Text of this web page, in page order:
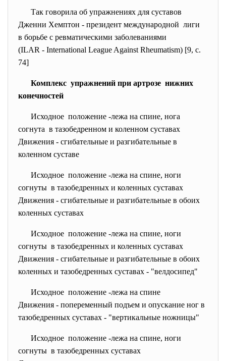
Так говорила об упражнениях для суставов
Дженни Хемптон - президент международной лиги
в борьбе с ревматическими заболеваниями
(ILAR - International League Against Rheumatism) [9, c.
74]
Комплекс упражнений при артрозе нижних
конечностей
Исходное положение -лежа на спине, нога
согнута в тазобедренном и коленном суставах
Движения - сгибательные и разгибательные в
коленном суставе
Исходное положение -лежа на спине, ноги
согнуты в тазобедренных и коленных суставах
Движения - сгибательные и разгибательные в обоих
коленных суставах
Исходное положение -лежа на спине, ноги
согнуты в тазобедренных и коленных суставах
Движения - сгибательные и разгибательные в обоих
коленных и тазобедренных суставах - "велдосипед"
Исходное положение -лежа на спине
Движения - попеременный подъем и опускание ног в
тазобедренных суставах - "вертикальные ножницы"
Исходное положение -лежа на спине, ноги
согнуты в тазобедренных суставах